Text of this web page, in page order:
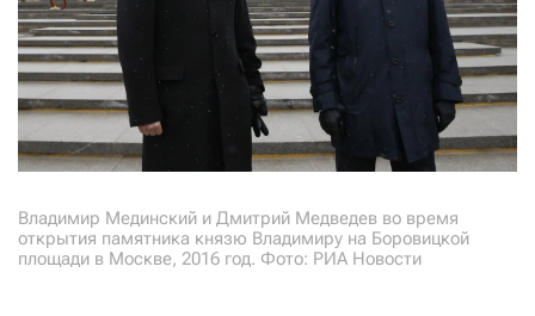
Владимир Мединский и Дмитрий Медведев во время
открытия памятника князю Владимиру на Боровицкой
площади в Москве, 2016 год. Фото: РИА Новости